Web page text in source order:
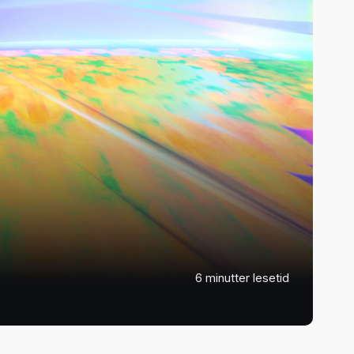
6 minutter lesetid